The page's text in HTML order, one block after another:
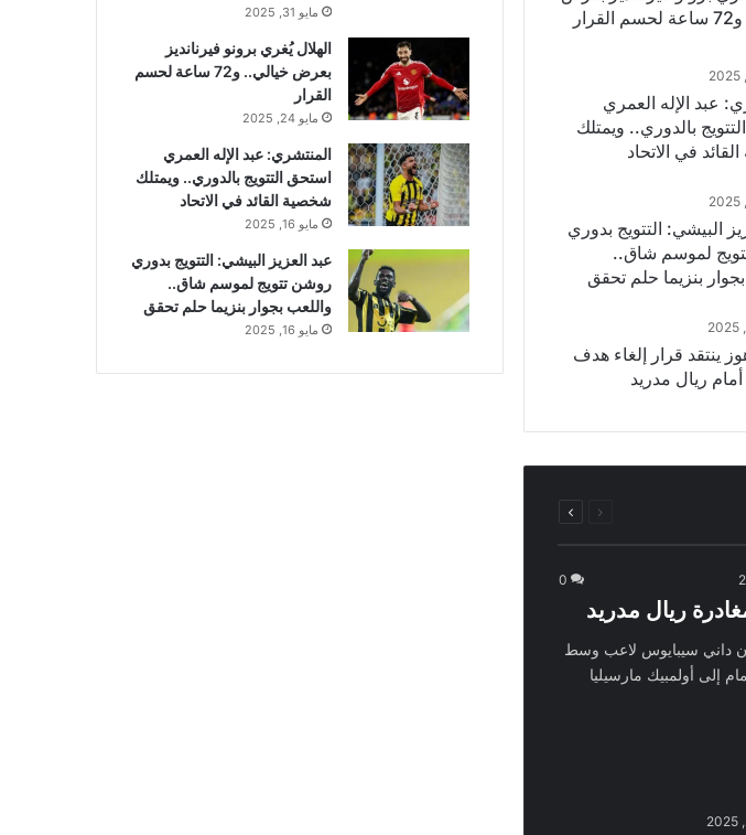
عبد الإله العمري
بالدوري.. ويمتلك
في الاتحاد
البيشي: التتويج بدوري
لموسم شاق..
بنزيما حلم تحقق
ينتقد قرار إلغاء هدف
ريال مدريد
الصفحةالصفحة
0
ريال مدريد
داني سيبايوس لاعب وسط
إلى أولمبيك مارسيليا
مايو 31, 2025
الهلال يُغري برونو فيرنانديز
بعرض خيالي.. و72 ساعة لحسم
القرار
مايو 24, 2025
المنتشري: عبد الإله العمري
استحق التتويج بالدوري.. ويمتلك
شخصية القائد في الاتحاد
مايو 16, 2025
عبد العزيز البيشي: التتويج بدوري
روشن تتويج لموسم شاق..
واللعب بجوار بنزيما حلم تحقق
مايو 16, 2025